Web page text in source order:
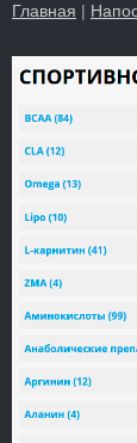
Главная |